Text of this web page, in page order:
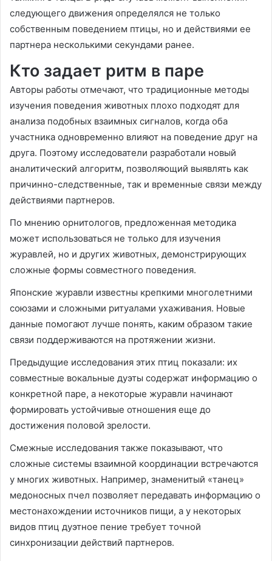
следующего движения определялся не только
собственным поведением птицы, но и действиями ее
партнера несколькими секундами ранее.
Кто задает ритм в паре
Авторы работы отмечают, что традиционные методы
изучения поведения животных плохо подходят для
анализа подобных взаимных сигналов, когда оба
участника одновременно влияют на поведение друг на
друга. Поэтому исследователи разработали новый
аналитический алгоритм, позволяющий выявлять как
причинно-следственные, так и временные связи между
действиями партнеров.
По мнению орнитологов, предложенная методика
может использоваться не только для изучения
журавлей, но и других животных, демонстрирующих
сложные формы совместного поведения.
Японские журавли известны крепкими многолетними
союзами и сложными ритуалами ухаживания. Новые
данные помогают лучше понять, каким образом такие
связи поддерживаются на протяжении жизни.
Предыдущие исследования этих птиц показали: их
совместные вокальные дуэты содержат информацию о
конкретной паре, а некоторые журавли начинают
формировать устойчивые отношения еще до
достижения половой зрелости.
Смежные исследования также показывают, что
сложные системы взаимной координации встречаются
у многих животных. Например, знаменитый «танец»
медоносных пчел позволяет передавать информацию о
местонахождении источников пищи, а у некоторых
видов птиц дуэтное пение требует точной
синхронизации действий партнеров.